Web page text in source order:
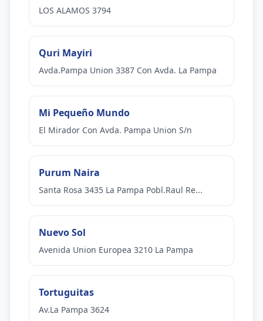
LOS ALAMOS 3794
Quri Mayiri
Avda.Pampa Union 3387 Con Avda. La Pampa
Mi Pequeño Mundo
El Mirador Con Avda. Pampa Union S/n
Purum Naira
Santa Rosa 3435 La Pampa Pobl.Raul Re...
Nuevo Sol
Avenida Union Europea 3210 La Pampa
Tortuguitas
Av.La Pampa 3624